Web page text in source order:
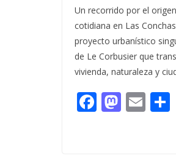
Un recorrido por el
cotidiana en Las
proyecto urbanístico
de Le Corbusier que
vivienda, naturaleza y
F M E